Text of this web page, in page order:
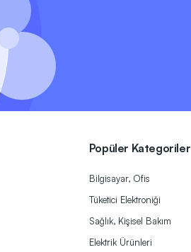
Popüler Kategoriler
Bilgisayar, Ofis
Tüketici Elektroniği
Sağlık, Kişisel Bakım
Elektrik Ürünleri